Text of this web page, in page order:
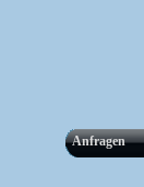
Anfragen